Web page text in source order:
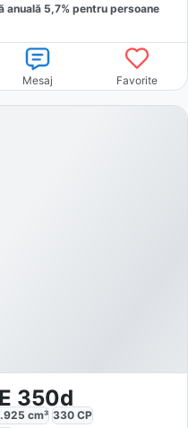
anuală 5,7% pentru persoane
Mesaj Favorite
350d
cm³ 330 CP